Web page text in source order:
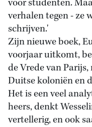
voor studenten.
verhalen tegen - ze
schrijven.'
Zijn nieuwe boek,
voorjaar uitkomt,
de Vrede van
Duitse koloniën en
Het is een veel
heers, denkt
vertellerig, en ook